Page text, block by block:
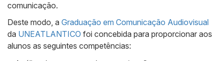
comunicação.
Deste modo, a Graduação em Comunicação Audiovisual
da UNEATLANTICO foi concebida para proporcionar aos
alunos as seguintes competências: